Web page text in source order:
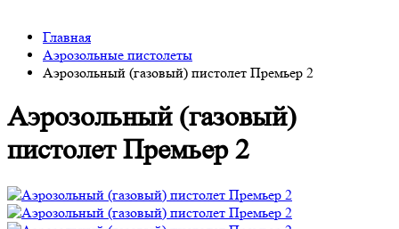
Главная
Аэрозольные пистолеты
Аэрозольный (газовый) пистолет Премьер 2
Аэрозольный (газовый)
пистолет Премьер 2